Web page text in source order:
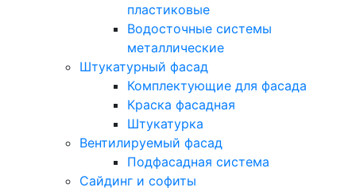
пластиковые
Водосточные системы
металлические
Штукатурный фасад
Комплектующие для фасада
Краска фасадная
Штукатурка
Вентилируемый фасад
Подфасадная система
Сайдинг и софиты